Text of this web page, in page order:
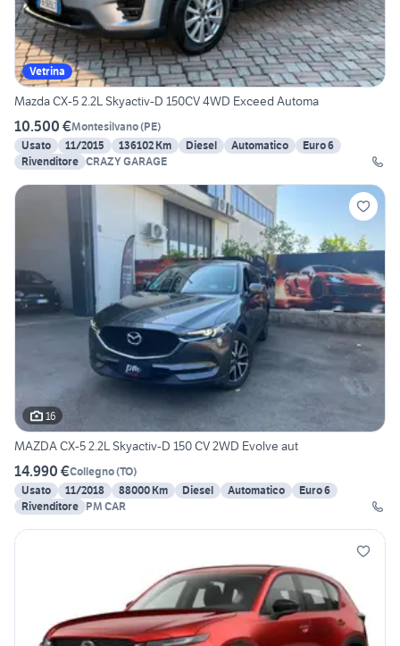
Vetrina
Mazda CX-5 2.2L Skyactiv-D 150CV 4WD Exceed Automa
10.500 €Montesilvano(PE)
Usato
11/2015 136102 Km Diesel Automatico
Euro 6
Rivenditore CRAZY GARAGE
16
MAZDA CX-5 2.2L Skyactiv-D 150 CV 2WD Evolve aut
14.990 €Collegno(TO)
Usato
11/2018 88000 Km Diesel Automatico
Euro 6
Rivenditore PM CAR